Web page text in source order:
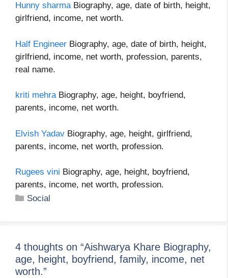
Hunny sharmaBiography, age, date of birth, height,
girlfriend, income, net worth.
Half Engineer Biography, age, date of birth, height,
girlfriend, income, net worth, profession, parents,
real name.
kriti mehraBiography, age, height, boyfriend,
parents, income, net worth.
Elvish Yadav Biography, age, height, girlfriend,
parents, income, net worth, profession.
Rugees vini Biography, age, height, boyfriend,
parents, income, net worth, profession.
Categories
Social
4 thoughts on “Aishwarya Khare Biography,
age, height, boyfriend, family, income, net
worth.”